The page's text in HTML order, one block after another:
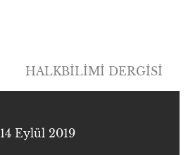
HALKBİLİMİ DERGİSİ
14 Eylül 2019